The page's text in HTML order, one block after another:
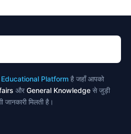
Educational Platformहै जहाँ आपको
और General Knowledgeसे जुड़ी
जानकारी मिलती है।